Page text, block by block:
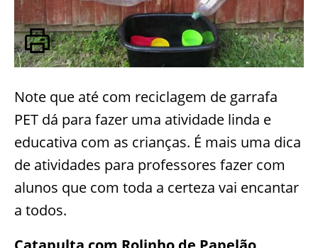
Note que até com reciclagem de garrafa
PET dá para fazer uma atividade linda e
educativa com as crianças. É mais uma dica
de atividades para professores fazer com
alunos que com toda a certeza vai encantar
a todos.